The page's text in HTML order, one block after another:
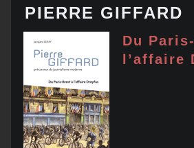
PIERRE GIFFARD
Du
l’affaire